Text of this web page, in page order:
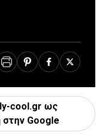
cool.gr ως
στην Google